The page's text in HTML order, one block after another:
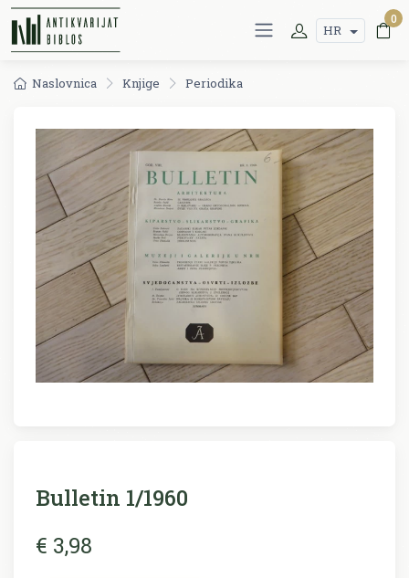
HR
0
Naslovnica Knjige Periodika
Bulletin 1/1960
€ 3,98